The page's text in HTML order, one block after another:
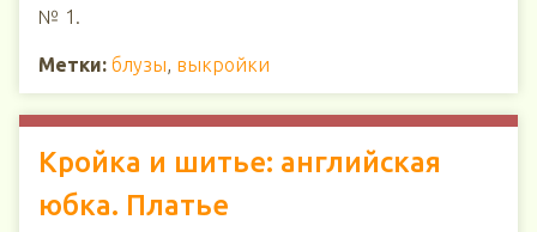
№ 1.
Метки: блузы, выкройки
Кройка и шитье: английская
юбка. Платье